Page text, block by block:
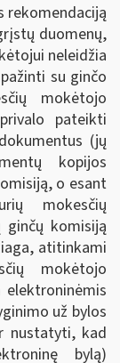
rekomendaciją
duomenų,
neleidžia
su ginčo
mokėtojo
pateikti
(jų
kopijos
o esant
mokesčių
komisiją
atitinkami
mokėtojo
už bylos
nustatyti, kad
bylą)